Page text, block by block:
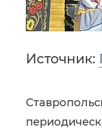
Источник: